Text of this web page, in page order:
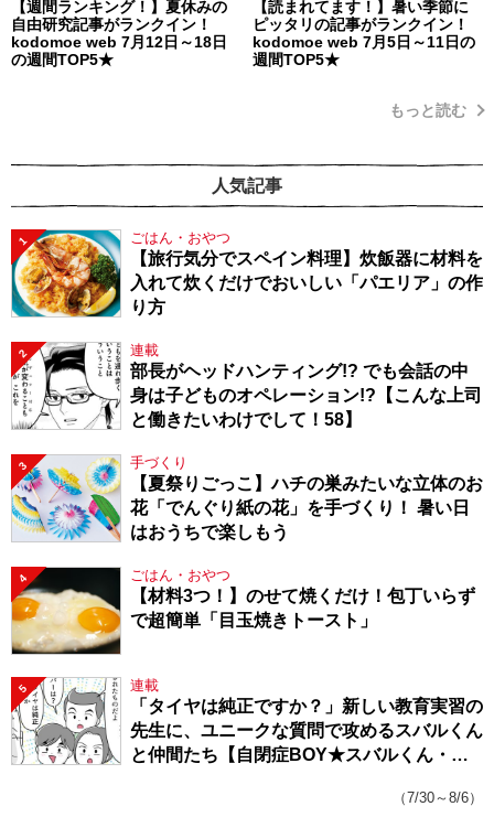
【週間ランキング！】夏休みの
自由研究記事がランクイン！
kodomoe web 7月12日～18日
の週間TOP5★
【読まれてます！】暑い季節に
ピッタリの記事がランクイン！
kodomoe web 7月5日～11日の
週間TOP5★
もっと読む
人気記事
1 ごはん・おやつ
【旅行気分でスペイン料理】炊飯器に材料を
入れて炊くだけでおいしい「パエリア」の作
り方
2 連載
部長がヘッドハンティング!? でも会話の中
身は子どものオペレーション!?【こんな上司
と働きたいわけでして！58】
3 手づくり
【夏祭りごっこ】ハチの巣みたいな立体のお
花「でんぐり紙の花」を手づくり！ 暑い日
はおうちで楽しもう
4 ごはん・おやつ
【材料3つ！】のせて焼くだけ！包丁いらず
で超簡単「目玉焼きトースト」
5 連載
「タイヤは純正ですか？」新しい教育実習の
先生に、ユニークな質問で攻めるスバルくん
と仲間たち【自閉症BOY★スバルくん・
（7/30～8/6）